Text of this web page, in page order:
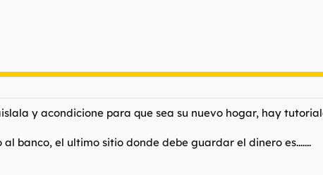
y acondicione para que sea su nuevo hogar, hay
banco, el ultimo sitio donde debe guardar el dinero es.......